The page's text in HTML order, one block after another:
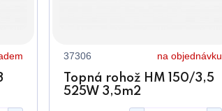
37306 na objednávku
Topná rohož HM 150/3,5
525W 3,5m2